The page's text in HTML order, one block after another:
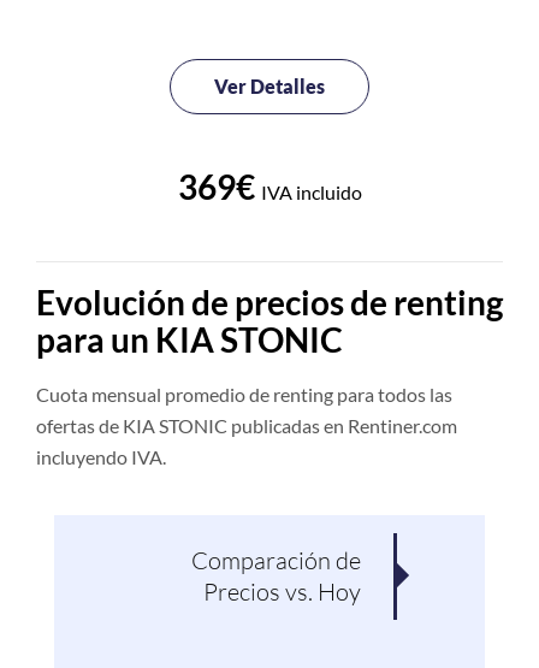
Ver Detalles
369€ IVA incluido
Evolución de precios de renting
para un KIA STONIC
Cuota mensual promedio de renting para todos las
ofertas de KIA STONIC publicadas en Rentiner.com
incluyendo IVA.
Comparación de
Precios vs. Hoy